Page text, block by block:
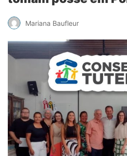
Mariana Baufleur